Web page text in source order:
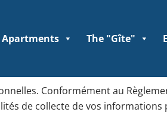
Apartments The "Gîte"
Conformément au
de collecte de vos